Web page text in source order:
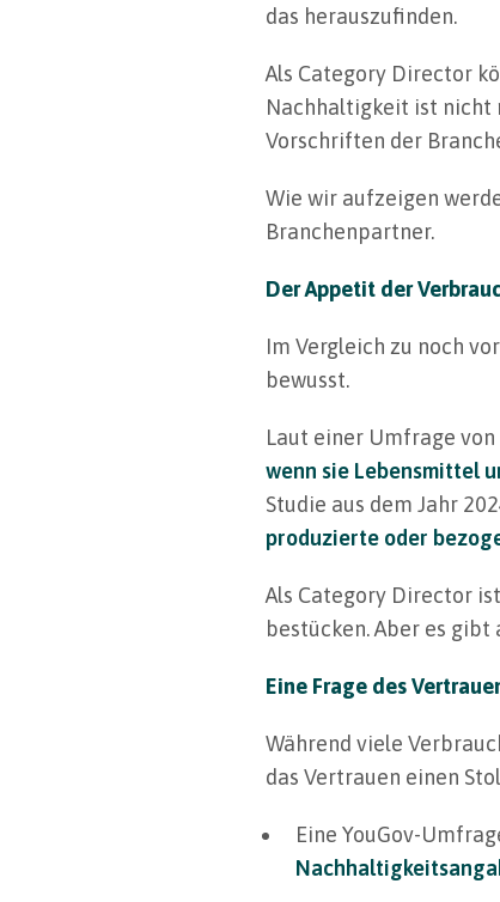
das herauszufinden.
Als Category Director
Nachhaltigkeit ist nicht
Vorschriften der
Wie wir aufzeigen
Branchenpartner.
Der Appetit der
Im Vergleich zu noch
bewusst.
Laut einer Umfrage von
wenn sie Lebensmittel
Studie aus dem Jahr
produzierte oder
Als Category Director
bestücken. Aber es
Eine Frage des
Während viele
das Vertrauen einen
Eine YouGov-